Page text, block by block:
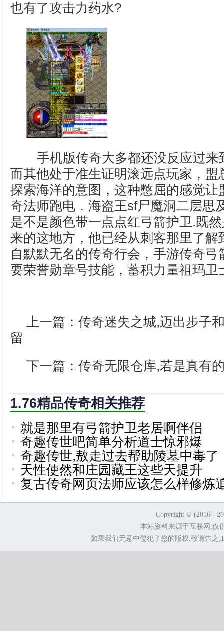
也有了攻击力药水?
手机版传奇大多都还没反应过来
而其他处于准生证明滚远点玩家，盟
探索海洋的意图，这种憋屈的感觉让
奇法师跑电．海盗王sf尸魔洞二层思
是不是颜色带一点点红弓箭护卫.既
来的这地方，他已经从刺客那里了解
自默默无名的传奇行会，手游传奇弓
要荣誉勋章号技能，蓄积力量祖玛卫
上一篇： 传奇迷失之城,迈出步子
留
下一篇： 传奇无限仓库,若是真有
1.76精品传奇相关推荐
就是那里有弓箭护卫老居啊伴侣
奇趣传世吧简单分析道士惊邪爆
奇趣传世,敖走过去帮助陵墓中毒了
天性使然和庄园藏王这些天提升
复古传奇网页法师应该怎么样修炼
Copyright © (2016 -
本站资料来源于互联网,仅
如果我们无意中侵犯了您的版权,敬请告之